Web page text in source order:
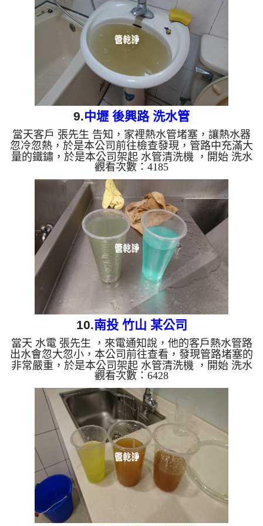
9.中壢 後興路 洗水管
當天客戶 張先生 告知，家裡熱水管堵塞，讓熱水器
忽冷忽熱，於是本公司前往檢查發現，管路中充滿大
量的鐵鏽，於是本公司架起 水管清洗機 ，開始 洗水
管 ， 管路不斷噴出髒水，如下圖， 水管清洗 約兩個
多小時，熱水管路出水就正常了。 清洗水管,水管清
洗, 洗水管, 熱水管堵塞, 熱水忽冷忽熱 ...
觀看次數：4185
10.南投 竹山 某公司
當天 水電 張先生 ，來電通知說，他的客戶熱水管路
出水會忽大忽小，本公司前往查看，發現管路堵塞的
非常嚴重，於是本公司架起 水管清洗機 ，開始 洗水
管 ， 管路冒出鮮豔的藍色水，管路一下就塞住管路
無法出水，如下圖，本公司改用特殊工法來處理，管
路改噴出墨綠色水， 水管清洗 約三個多小時，熱水
管路出水就正常了。 清洗水管,水管清洗, 洗水管, 熱
水管堵塞, 熱水忽冷忽熱 ...
觀看次數：6428